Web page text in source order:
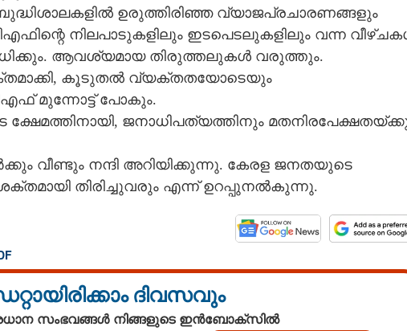
ഉരുത്തിരിഞ്ഞ വ്യാജപ്രചാരണങ്ങളും
നിലപാടുകളിലും ഇടപെടലുകളിലും വന്ന
ആവശ്യമായ തിരുത്തലുകൾ വരുത്തും.
കൂടുതൽ വ്യക്തതയോടെയും
മുന്നോട്ട് പോകും.
ക്ഷേമത്തിനായി, ജനാധിപത്യത്തിനും
വീണ്ടും നന്ദി അറിയിക്കുന്നു. കേരള ജനതയുടെ
തിരിച്ചുവരും എന്ന് ഉറപ്പുനൽകുന്നു.
ദിവസവും
സംഭവങ്ങൾ നിങ്ങളുടെ ഇൻബോക്സിൽ